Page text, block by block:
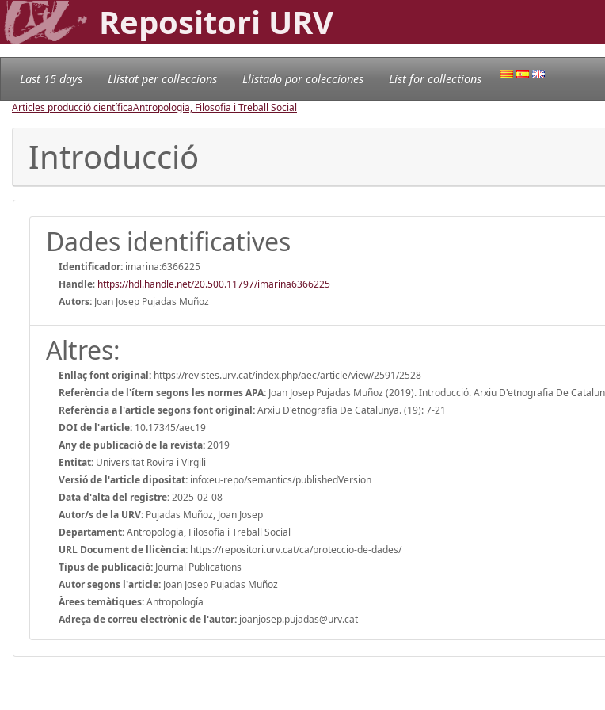
Repositori URV
Last 15 days Llistat per col·leccions Llistado por colecciones List for collections
Articles producció científicaAntropologia, Filosofia i Treball Social
Introducció
Dades identificatives
Identificador: imarina:6366225
Handle: https://hdl.handle.net/20.500.11797/imarina6366225
Autors: Joan Josep Pujadas Muñoz
Altres:
Enllaç font original: https://revistes.urv.cat/index.php/aec/article/view/2591/2528
Referència de l'ítem segons les normes APA: Joan Josep Pujadas Muñoz (2019). Introducció. Arxiu D'etnografia De
Referència a l'article segons font original:Arxiu D'etnografia De Catalunya. (19): 7-21
DOI de l'article: 10.17345/aec19
Any de publicació de la revista:2019
Entitat: Universitat Rovira i Virgili
Versió de l'article dipositat: info:eu-repo/semantics/publishedVersion
Data d'alta del registre:2025-02-08
Autor/s de la URV: Pujadas Muñoz, Joan Josep
Departament:Antropologia, Filosofia i Treball Social
URL Document de llicència: https://repositori.urv.cat/ca/proteccio-de-dades/
Tipus de publicació: Journal Publications
Autor segons l'article: Joan Josep Pujadas Muñoz
Àrees temàtiques:Antropología
Adreça de correu electrònic de l'autor: joanjosep.pujadas@urv.cat